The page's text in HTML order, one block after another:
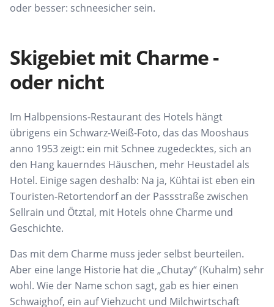
oder besser: schneesicher sein.
Skigebiet mit Charme -
oder nicht
Im Halbpensions-Restaurant des Hotels hängt
übrigens ein Schwarz-Weiß-Foto, das das Mooshaus
anno 1953 zeigt: ein mit Schnee zugedecktes, sich an
den Hang kauerndes Häuschen, mehr Heustadel als
Hotel. Einige sagen deshalb: Na ja, Kühtai ist eben ein
Touristen-Retortendorf an der Passstraße zwischen
Sellrain und Ötztal, mit Hotels ohne Charme und
Geschichte.
Das mit dem Charme muss jeder selbst beurteilen.
Aber eine lange Historie hat die „Chutay“ (Kuhalm) sehr
wohl. Wie der Name schon sagt, gab es hier einen
Schwaighof, ein aufViehzucht und Milchwirtschaft